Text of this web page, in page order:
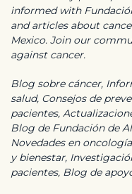
informed with
and articles about
Mexico. Join our
against cancer.
Blog sobre cáncer,
salud, Consejos de
pacientes,
Blog de Fundación de
Novedades en
y bienestar,
pacientes, Blog de